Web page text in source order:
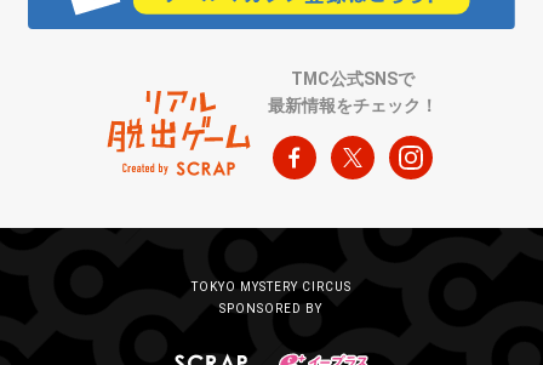
TMC公式SNSで
最新情報をチェック！
TOKYO MYSTERY CIRCUS
SPONSORED BY